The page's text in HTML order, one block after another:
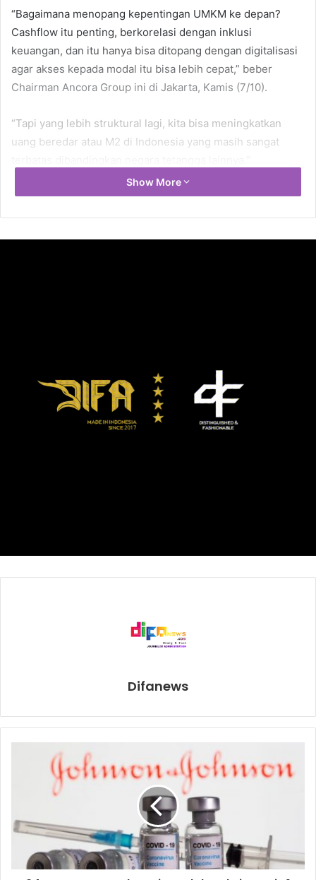
“Bagaimana menopang kepentingan UMKM ke depan?
Cashflow itu penting, berkorelasi dengan inklusi
keuangan, dan itu hanya bisa ditopang dengan digitalisasi
agar akses kepada modal itu bisa lebih cepat,” beber
Chairman Ancora Group ini di Jakarta, Kamis (7/10).
“Tapi yang lebih struktural lagi, kita bisa meningkatkan
uang beredar atau M2 di Indonesia yang masih sangat
Menurut Gita, peran digitalisasi sangat luar biasa baik
“Kita bisa asumsikan di negara berkembang yang besar
dan negara maju itu rasio urang beredar atau M2 terhadap
PDB itu di atas 125 persen, bahkan ada yang mencapai 200
Gita pun menilai perlu ada penyikapan agar jumlah uang
penanaman modal dari luar atau melakukan peminjaman.
dicanangkan di mana komitmen pemerintah agar
porsi kredit atau pimjaman untuk UMKM menjadi 20
persen di 2022, 25 persen di 2023, dan 30 persen di
2024.” tambah Gita.
“Ini akan sangat nyambung dengan kepentingan kita untuk
bisa meningkatkan citra dan eksistensi pengusaha UMKM
ke depan.”
Uang beredar dapat didefinisikan dalam arti sempit (M1)
Show More
Difanews